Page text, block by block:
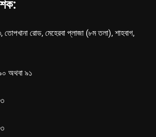
রোড, মেহেরবা প্লাজা (৮ম তলা), শাহবাগ,
অথবা ৯১